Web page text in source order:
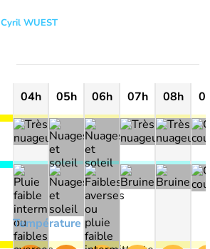
Cyril WUEST
04h 05h 06h 07h 08h
Température